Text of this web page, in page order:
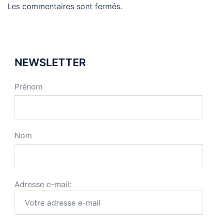
Les commentaires sont fermés.
NEWSLETTER
Prénom
Nom
Adresse e-mail: